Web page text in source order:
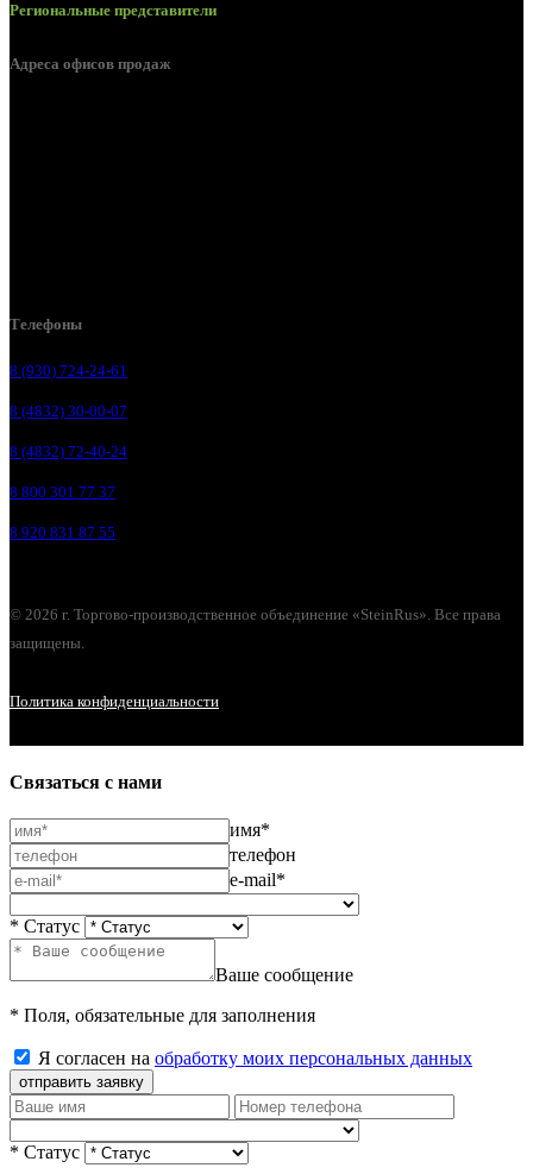
Региональные представители
Адреса офисов продаж
Телефоны
8 (930) 724-24-61
8 (4832) 30-00-07
8 (4832) 72-40-24
8 800 301 77 37
8 920 831 87 55
© 2026 г. Торгово-производственное объединение «SteinRus». Все права
защищены.
Политика конфиденциальности
Связаться с нами
имя*
телефон
e-mail*
* Статус
Ваше сообщение
* Поля, обязательные для заполнения
Я согласен на обработку моих персональных данных
отправить заявку
* Статус